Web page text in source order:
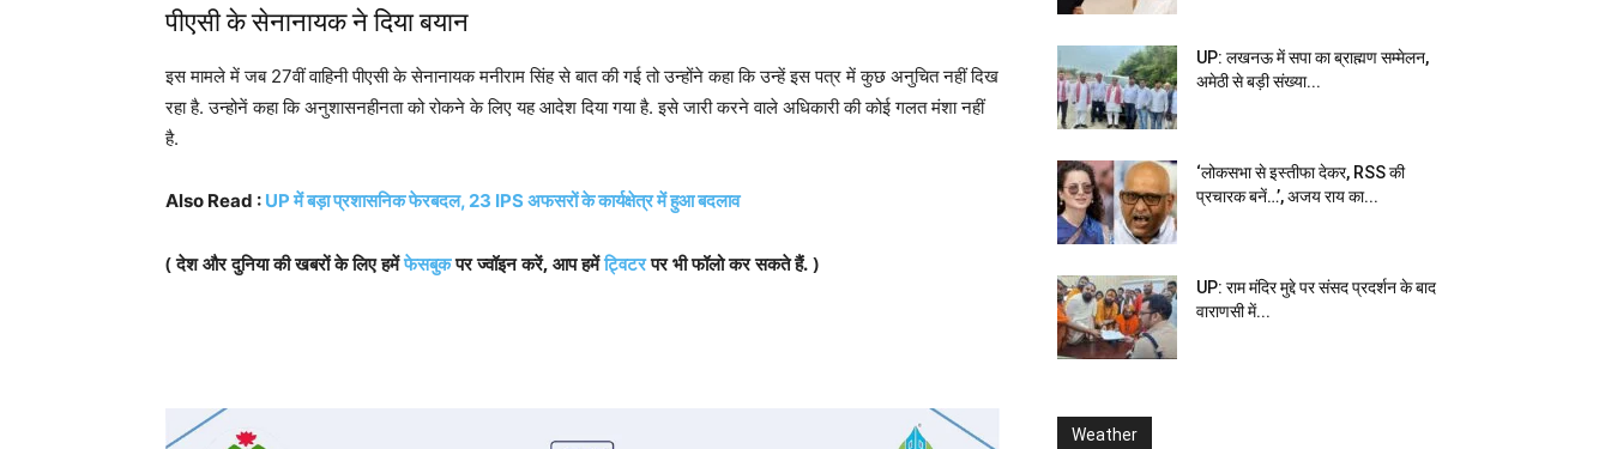
पीएसी के सेनानायक ने दिया बयान
इस मामले में जब 27वीं वाहिनी पीएसी के सेनानायक मनीराम सिंह से बात की गई तो उन्होंने कहा कि उन्हें इस पत्र में कुछ अनुचित नहीं दिख
रहा है. उन्होनें कहा कि अनुशासनहीनता को रोकने के लिए यह आदेश दिया गया है. इसे जारी करने वाले अधिकारी की कोई गलत मंशा नहीं
है.
Also Read : UP में बड़ा प्रशासनिक फेरबदल, 23 IPS अफसरों के कार्यक्षेत्र में हुआ बदलाव
( देश और दुनिया की खबरों के लिए हमेंफेसबुकपर ज्वॉइन करें, आप हमेंट्विटरपर भी फॉलो कर सकते हैं. )
UP: लखनऊ में सपा का ब्राह्मण सम्मेलन,
अमेठी से बड़ी संख्या...
‘लोकसभा से इस्तीफा देकर, RSS की
प्रचारक बनें…’, अजय राय का...
UP: राम मंदिर मुद्दे पर संसद प्रदर्शन के बाद
वाराणसी में...
Weather